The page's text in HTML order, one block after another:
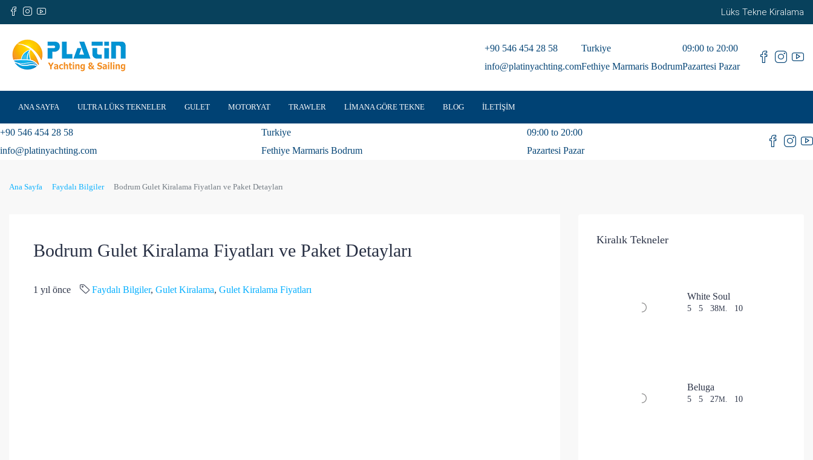
Lüks Tekne Kiralama
+90 546 454 28 58
info@platinyachting.com
Turkiye
Fethiye Marmaris Bodrum
09:00 to 20:00
Pazartesi Pazar
ANA SAYFA ULTRA LÜKS TEKNELER GULET MOTORYAT TRAWLER LIMANA GÖRE TEKNE BLOG İLETIŞIM
+90 546 454 28 58
info@platinyachting.com
Turkiye
Fethiye Marmaris Bodrum
09:00 to 20:00
Pazartesi Pazar
Ana Sayfa Faydalı Bilgiler Bodrum Gulet Kiralama Fiyatları ve Paket Detayları
Bodrum Gulet Kiralama Fiyatları ve Paket Detayları
1 yıl önce Faydalı Bilgiler, Gulet Kiralama, Gulet Kiralama Fiyatları
Kiralık Tekneler
White Soul
5 5 38M. 10
Beluga
5 5 27M. 10